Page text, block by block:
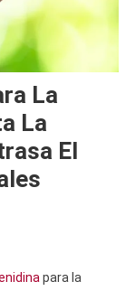
La
La
El
para la